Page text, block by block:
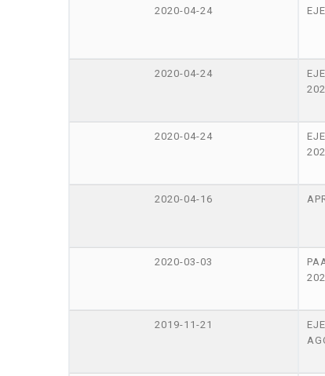
2020-04-24
2020-04-24
2020-04-24
2020-04-16
2020-03-03
2019-11-21